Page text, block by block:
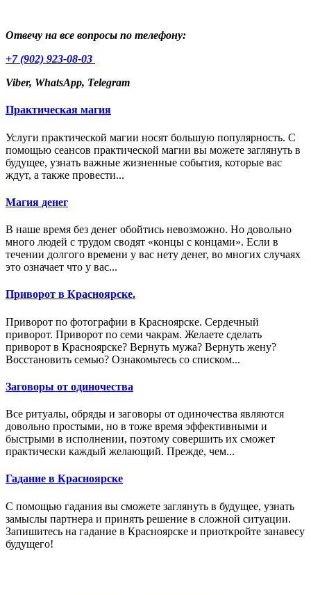
Отвечу на все вопросы по телефону:
+7 (902) 923-08-03
Viber, WhatsApp, Telegram
Практическая магия
Услуги практической магии носят большую популярность. С
помощью сеансов практической магии вы можете заглянуть в
будущее, узнать важные жизненные события, которые вас
ждут, а также провести...
Магия денег
В наше время без денег обойтись невозможно. Но довольно
много людей с трудом сводят «концы с концами». Если в
течении долгого времени у вас нету денег, во многих случаях
это означает что у вас...
Приворот в Красноярске.
Приворот по фотографии в Красноярске. Сердечный
приворот. Приворот по семи чакрам. Желаете сделать
приворот в Красноярске? Вернуть мужа? Вернуть жену?
Восстановить семью? Ознакомьтесь со списком...
Заговоры от одиночества
Все ритуалы, обряды и заговоры от одиночества являются
довольно простыми, но в тоже время эффективными и
быстрыми в исполнении, поэтому совершить их сможет
практически каждый желающий. Прежде, чем...
Гадание в Красноярске
С помощью гадания вы сможете заглянуть в будущее, узнать
замыслы партнера и принять решение в сложной ситуации.
Запишитесь на гадание в Красноярске и приоткройте занавесу
будущего!